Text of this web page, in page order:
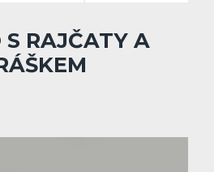
S RAJČATY A